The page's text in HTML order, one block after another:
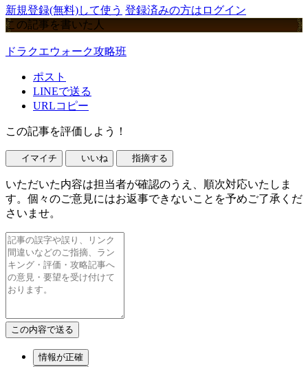
新規登録(無料)して使う 登録済みの方はログイン
この記事を書いた人
ドラクエウォーク攻略班
ポスト
LINEで送る
URLコピー
この記事を評価しよう！
イマイチ いいね 指摘する
いただいた内容は担当者が確認のうえ、順次対応いたしま
す。個々のご意見にはお返事できないことを予めご了承くだ
さいませ。
情報が正確